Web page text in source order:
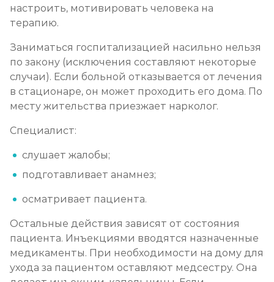
настроить, мотивировать человека на
терапию.
Заниматься госпитализацией насильно нельзя
по закону (исключения составляют некоторые
случаи). Если больной отказывается от лечения
в стационаре, он может проходить его дома. По
месту жительства приезжает нарколог.
Специалист:
слушает жалобы;
подготавливает анамнез;
осматривает пациента.
Остальные действия зависят от состояния
пациента. Инъекциями вводятся назначенные
медикаменты. При необходимости на дому для
ухода за пациентом оставляют медсестру. Она